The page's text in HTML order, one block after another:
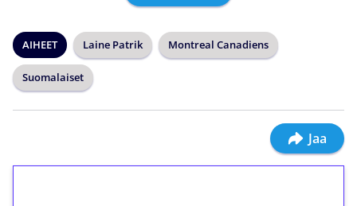
AIHEET Laine Patrik Montreal Canadiens
Suomalaiset
Jaa